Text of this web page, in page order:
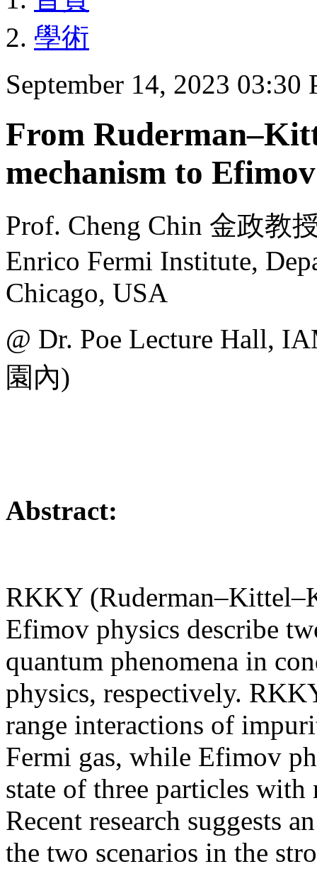
學術
September 14, 2023 03:30
From
mechanism to
Prof. Cheng Chin 金政教
Enrico Fermi Institute,
Chicago, USA
@ Dr. Poe Lecture Hall,
園內)
Abstract:
RKKY
Efimov physics describe
quantum phenomena in
physics, respectively.
range interactions of
Fermi gas, while Efimov
state of three particles
Recent research suggests
the two scenarios in the